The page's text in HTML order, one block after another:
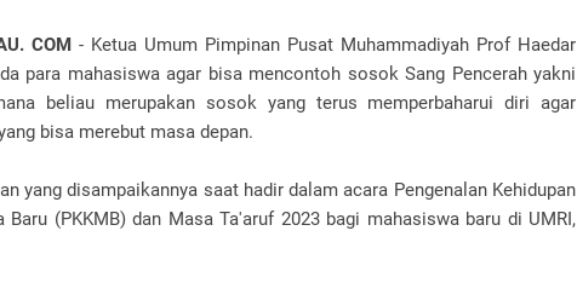
COM - Ketua Umum Pimpinan Pusat Muhammadiyah Prof Haedar
para mahasiswa agar bisa mencontoh sosok Sang Pencerah yakni
beliau merupakan sosok yang terus memperbaharui diri agar
bisa merebut masa depan.
yang disampaikannya saat hadir dalam acara Pengenalan Kehidupan
Baru (PKKMB) dan Masa Ta'aruf 2023 bagi mahasiswa baru di UMRI,